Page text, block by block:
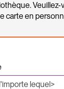
carte en